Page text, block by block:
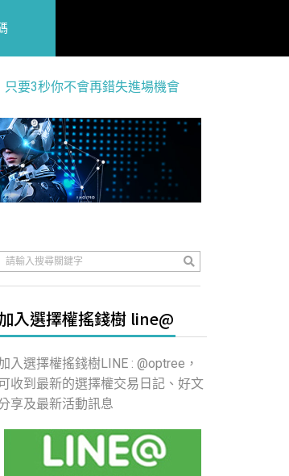
只要3秒你不會再錯失進場機會
入選擇權搖錢樹 line@
入選擇權搖錢樹LINE : @optree，
收到最新的選擇權交易日記、好文
享及最新活動訊息